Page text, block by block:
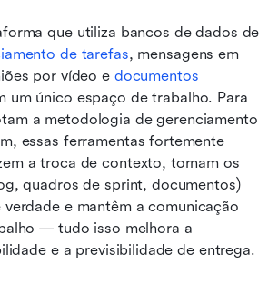
que utiliza bancos de dados de
de tarefas, mensagens em
por vídeo e documentos
um único espaço de trabalho. Para
a metodologia de gerenciamento
essas ferramentas fortemente
a troca de contexto, tornam os
quadros de sprint, documentos)
e mantêm a comunicação
— tudo isso melhora a
e a previsibilidade de entrega.